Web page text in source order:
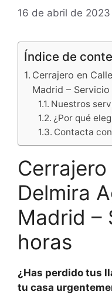
16 de abril de 2023
Índice de
Cerrajero en
Madrid –
Nuestros
¿Por qué
Contacta
Delmira
Madrid –
horas
¿Has perdido tus
tu casa